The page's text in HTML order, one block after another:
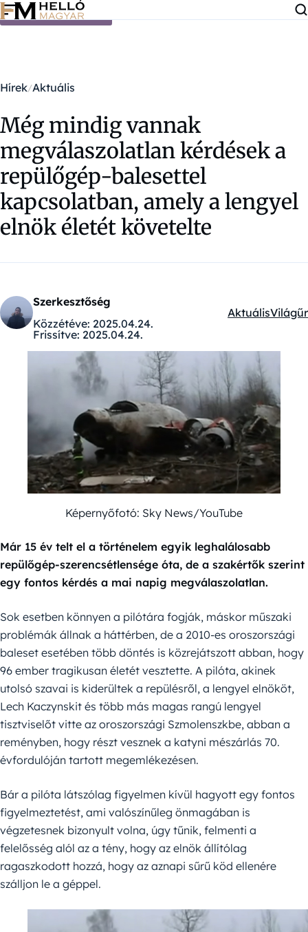
Ugrás a tartalomra
Hírek Aktuális
Még mindig vannak
megválaszolatlan kérdések a
repülőgép-balesettel
kapcsolatban, amely a lengyel
elnök életét követelte
Szerkesztőség
Közzétéve: 2025.04.24.
Frissítve: 2025.04.24.
Kategóriák:
AktuálisVilágűr
Képernyőfotó: Sky News/YouTube
Már 15 év telt el a történelem egyik leghalálosabb
repülőgép-szerencsétlensége óta, de a szakértők szerint
egy fontos kérdés a mai napig megválaszolatlan.
Sok esetben könnyen a pilótára fogják, máskor műszaki
problémák állnak a háttérben, de a 2010-es oroszországi
baleset esetében több döntés is közrejátszott abban, hogy
96 ember tragikusan életét vesztette. A pilóta, akinek
utolsó szavai is kiderültek a repülésről, a lengyel elnököt,
Lech Kaczynskit és több más magas rangú lengyel
tisztviselőt vitte az oroszországi Szmolenszkbe, abban a
reményben, hogy részt vesznek a katyni mészárlás 70.
évfordulóján tartott megemlékezésen.
Bár a pilóta látszólag figyelmen kívül hagyott egy fontos
figyelmeztetést, ami valószínűleg önmagában is
végzetesnek bizonyult volna, úgy tűnik, felmenti a
felelősség alól az a tény, hogy az elnök állítólag
ragaszkodott hozzá, hogy az aznapi sűrű köd ellenére
szálljon le a géppel.